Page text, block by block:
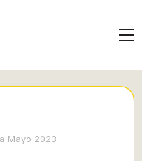
Mayo 2023